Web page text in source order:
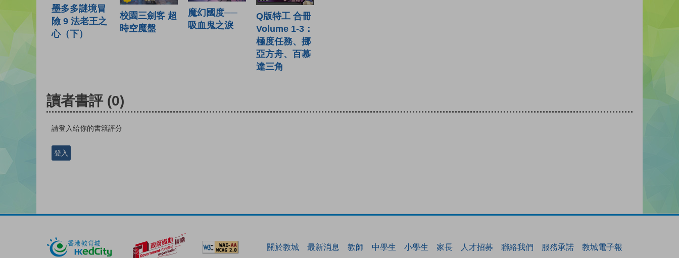
墨多多謎境冒
險 9 法老王之
心（下）
校園三劍客 超
時空魔盤
魔幻國度──
吸血鬼之淚
Q版特工 合冊
Volume 1-3：
極度任務、挪
亞方舟、百慕
達三角
讀者書評 (0)
請登入給你的書籍評分
登入
關於教城 最新消息 教師 中學生 小學生 家長 人才招募 聯絡我們 服務承諾 教城電子報